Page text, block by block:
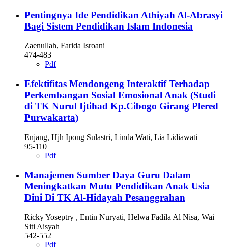
Pentingnya Ide Pendidikan Athiyah Al-Abrasyi
Bagi Sistem Pendidikan Islam Indonesia
Zaenullah, Farida Isroani
474-483
Pdf
Efektifitas Mendongeng Interaktif Terhadap
Perkembangan Sosial Emosional Anak (Studi
di TK Nurul Ijtihad Kp.Cibogo Girang Plered
Purwakarta)
Enjang, Hjh Ipong Sulastri, Linda Wati, Lia Lidiawati
95-110
Pdf
Manajemen Sumber Daya Guru Dalam
Meningkatkan Mutu Pendidikan Anak Usia
Dini Di TK Al-Hidayah Pesanggrahan
Ricky Yoseptry , Entin Nuryati, Helwa Fadila Al Nisa, Wai
Siti Aisyah
542-552
Pdf